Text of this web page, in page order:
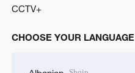
CCTV+
CHOOSE YOUR LANGUAGE